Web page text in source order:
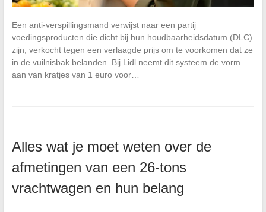
Een anti-verspillingsmand verwijst naar een partij
voedingsproducten die dicht bij hun houdbaarheidsdatum (DLC)
zijn, verkocht tegen een verlaagde prijs om te voorkomen dat ze
in de vuilnisbak belanden. Bij Lidl neemt dit systeem de vorm
aan van kratjes van 1 euro voor…
Alles wat je moet weten over de
afmetingen van een 26-tons
vrachtwagen en hun belang